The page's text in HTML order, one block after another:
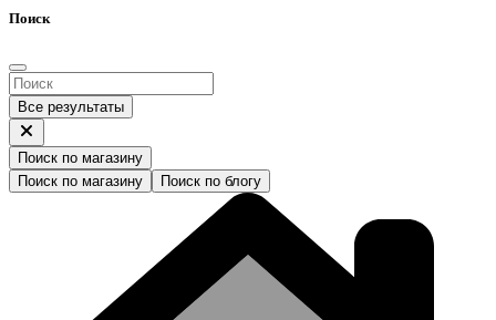
Поиск
Все результаты
Поиск по магазину
Поиск по магазину
Поиск по блогу